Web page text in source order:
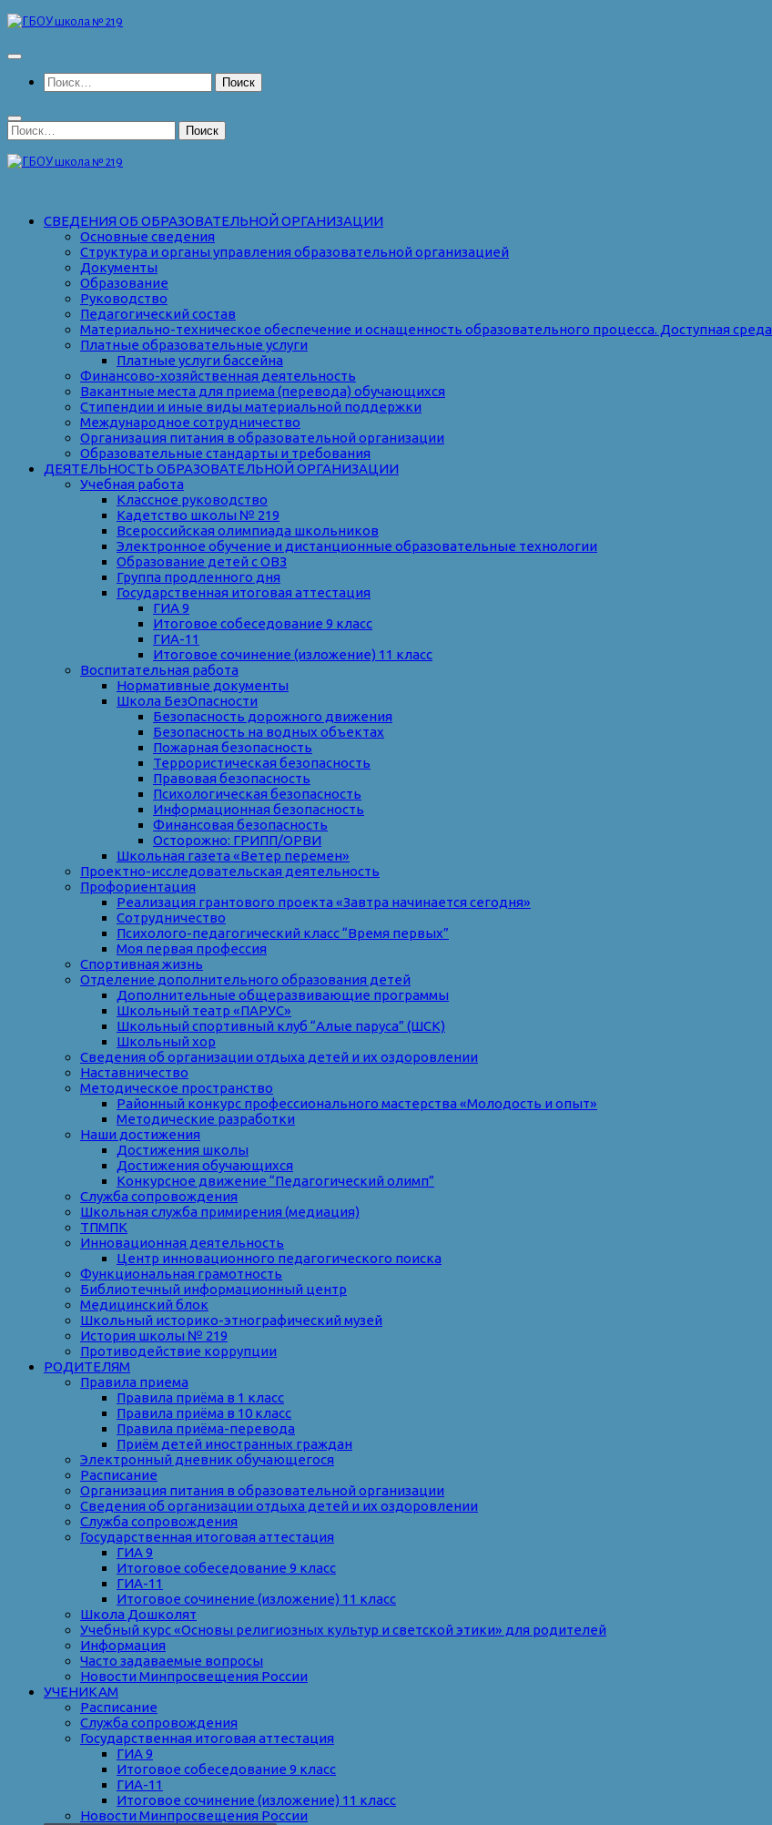
Перейти
содержимому
Найти:
Найти:
СВЕДЕНИЯ ОБ ОБРАЗОВАТЕЛЬНОЙ ОРГАНИЗАЦИИ
Основные сведения
Структура и органы управления образовательной организацией
Документы
Образование
Руководство
Педагогический состав
Материально-техническое обеспечение и оснащенность образовательного процесса. Доступная среда
Платные образовательные услуги
Платные услуги бассейна
Финансово-хозяйственная деятельность
Вакантные места для приема (перевода) обучающихся
Стипендии и иные виды материальной поддержки
Международное сотрудничество
Организация питания в образовательной организации
Образовательные стандарты и требования
ДЕЯТЕЛЬНОСТЬ ОБРАЗОВАТЕЛЬНОЙ ОРГАНИЗАЦИИ
Учебная работа
Классное руководство
Кадетство школы № 219
Всероссийская олимпиада школьников
Электронное обучение и дистанционные образовательные технологии
Образование детей с ОВЗ
Группа продленного дня
Государственная итоговая аттестация
ГИА 9
Итоговое собеседование 9 класс
ГИА-11
Итоговое сочинение (изложение) 11 класс
Воспитательная работа
Нормативные документы
Школа БезОпасности
Безопасность дорожного движения
Безопасность на водных объектах
Пожарная безопасность
Террористическая безопасность
Правовая безопасность
Психологическая безопасность
Информационная безопасность
Финансовая безопасность
Осторожно: ГРИПП/ОРВИ
Школьная газета «Ветер перемен»
Проектно-исследовательская деятельность
Профориентация
Реализация грантового проекта «Завтра начинается сегодня»
Сотрудничество
Психолого-педагогический класс “Время первых”
Моя первая профессия
Спортивная жизнь
Отделение дополнительного образования детей
Дополнительные общеразвивающие программы
Школьный театр «ПАРУС»
Школьный спортивный клуб “Алые паруса” (ШСК)
Школьный хор
Сведения об организации отдыха детей и их оздоровлении
Наставничество
Методическое пространство
Районный конкурс профессионального мастерства «Молодость и опыт»
Методические разработки
Наши достижения
Достижения школы
Достижения обучающихся
Конкурсное движение “Педагогический олимп”
Служба сопровождения
Школьная служба примирения (медиация)
ТПМПК
Инновационная деятельность
Центр инновационного педагогического поиска
Функциональная грамотность
Библиотечный информационный центр
Медицинский блок
Школьный историко-этнографический музей
История школы № 219
Противодействие коррупции
РОДИТЕЛЯМ
Правила приема
Правила приёма в 1 класс
Правила приёма в 10 класс
Правила приёма-перевода
Приём детей иностранных граждан
Электронный дневник обучающегося
Расписание
Организация питания в образовательной организации
Сведения об организации отдыха детей и их оздоровлении
Служба сопровождения
Государственная итоговая аттестация
ГИА 9
Итоговое собеседование 9 класс
ГИА-11
Итоговое сочинение (изложение) 11 класс
Школа Дошколят
Учебный курс «Основы религиозных культур и светской этики» для родителей
Информация
Часто задаваемые вопросы
Новости Минпросвещения России
УЧЕНИКАМ
Расписание
Служба сопровождения
Государственная итоговая аттестация
ГИА 9
Итоговое собеседование 9 класс
ГИА-11
Итоговое сочинение (изложение) 11 класс
Новости Минпросвещения России